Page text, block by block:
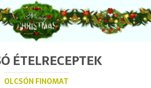
ÉTELRECEPTEK
OLCSÓN FINOMAT